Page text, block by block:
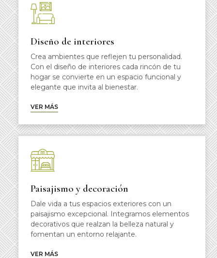
Diseño de interiores
Crea ambientes que reflejen tu personalidad.
Con el diseño de interiores cada rincón de tu
hogar se convierte en un espacio funcional y
elegante que invita al bienestar.
VER MÁS
Paisajismo y decoración
Dale vida a tus espacios exteriores con un
paisajismo excepcional. Integramos elementos
decorativos que realzan la belleza natural y
fomentan un entorno relajante.
VER MÁS